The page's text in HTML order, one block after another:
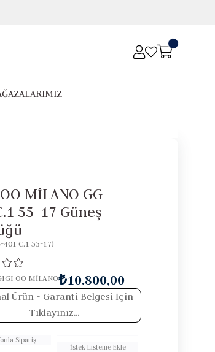
MİLANO GG-
55-17 Güneş
401 C.1 55-17)
OO MİLANO₺10.800,00
Ürün - Garanti Belgesi İçin
Tıklayınız...
Sipariş
İstek Listeme Ekle